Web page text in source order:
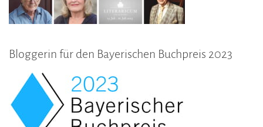
Bloggerin für den Bayerischen Buchpreis 2023